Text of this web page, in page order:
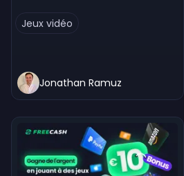
Jeux vidéo
Jonathan Ramuz